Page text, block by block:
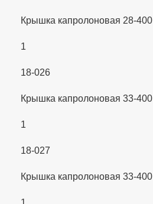
Крышка капролоновая 28-400
1
18-026
Крышка капролоновая 33-400
1
18-027
Крышка капролоновая 33-400